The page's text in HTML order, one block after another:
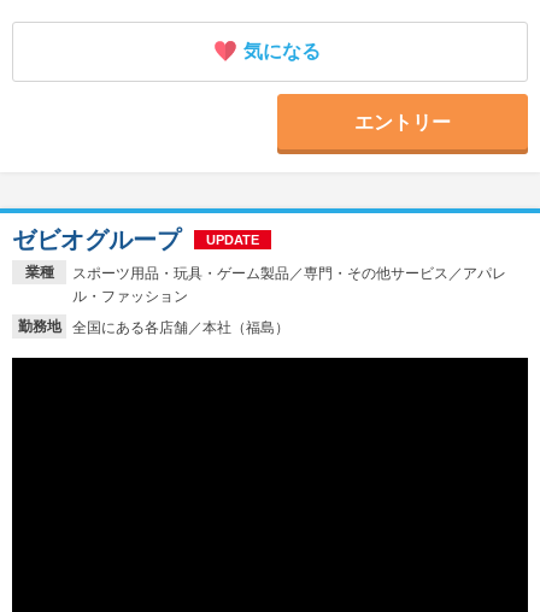
気になる
エントリー
業種
スポーツ用品・玩具・ゲーム製品／専門・その他サービス／アパレ
ル・ファッション
勤務地
全国にある各店舗／本社（福島）
ゼビオグループ UPDATE